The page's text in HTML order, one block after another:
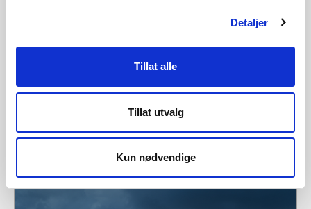
Detaljer
Tillat alle
Tillat utvalg
Kun nødvendige
Jon Gustav Kirkerud